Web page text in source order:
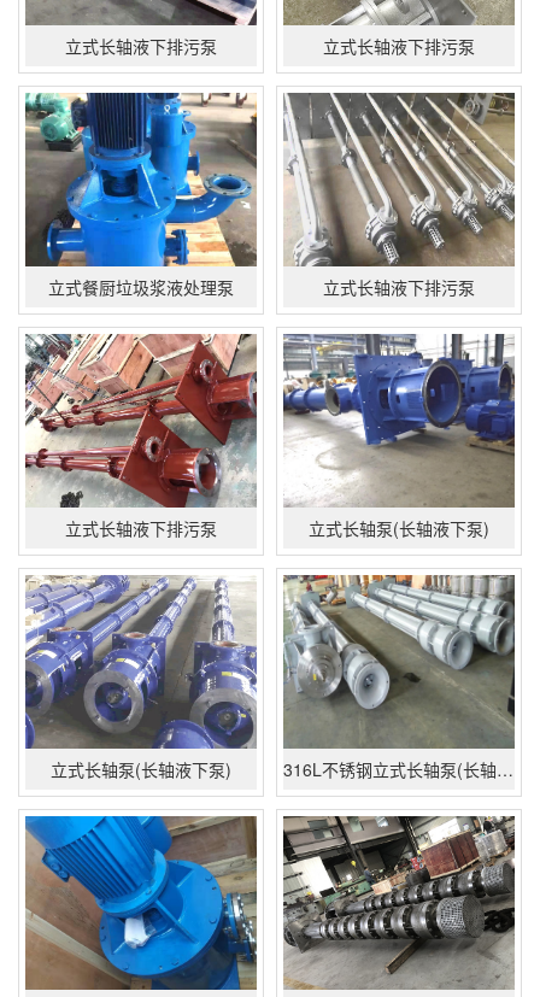
立式长轴液下排污泵 立式长轴液下排污泵
立式餐厨垃圾浆液处理泵 立式长轴液下排污泵
立式长轴液下排污泵 立式长轴泵(长轴液下泵)
立式长轴泵(长轴液下泵) 316L不锈钢立式长轴泵(长轴液下泵)